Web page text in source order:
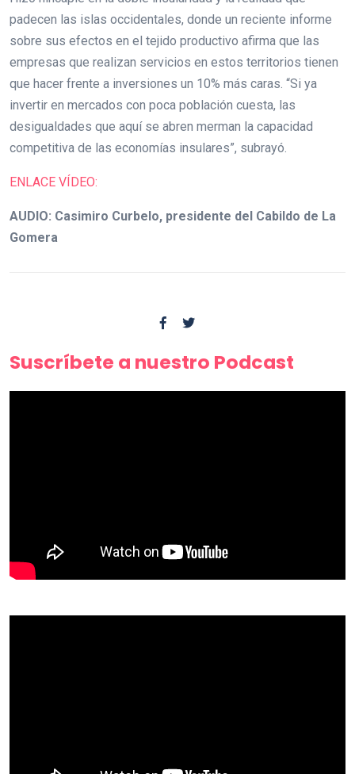
padecen las islas occidentales, donde un reciente informe
sobre sus efectos en el tejido productivo afirma que las
empresas que realizan servicios en estos territorios tienen
que hacer frente a inversiones un 10% más caras. “Si ya
invertir en mercados con poca población cuesta, las
desigualdades que aquí se abren merman la capacidad
competitiva de las economías insulares”, subrayó.
ENLACE VÍDEO:
AUDIO: Casimiro Curbelo, presidente del Cabildo de La
Gomera
Suscríbete a nuestro Podcast